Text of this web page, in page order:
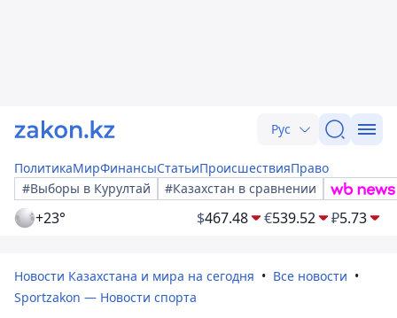
Рус
ПолитикаМирФинансыСтатьиПроисшествияПраво
#Выборы в Курултай
#Казахстан в сравнении
+23° $467.48 €539.52 ₽5.73
Новости Казахстана и мира на сегодня
Все новости
Sportzakon — Новости спорта